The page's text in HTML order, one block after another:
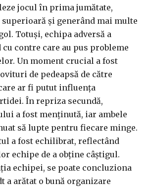
jocul în prima jumătate,
superioară și generând mai multe
Totuși, echipa adversă a
contre care au pus probleme
Un moment crucial a fost
de pedeapsă de către
ar fi putut influența
În repriza secundă,
a fost menținută, iar ambele
să lupte pentru fiecare minge.
a fost echilibrat, reflectând
echipe de a obține câștigul.
echipei, se poate concluziona
a arătat o bună organizare